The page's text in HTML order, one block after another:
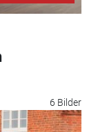
6 Bilder